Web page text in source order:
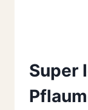
Super